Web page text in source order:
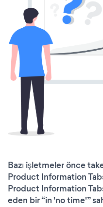
Bazı işletmeler önce
Product Information
Product Information
eden bir “in 'no time'”